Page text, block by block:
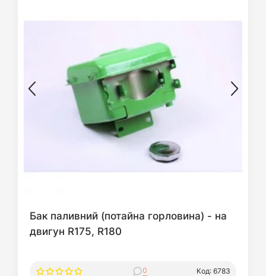
Бак паливний (потайна горловина) - на
двигун R175, R180
0 Код: 6783